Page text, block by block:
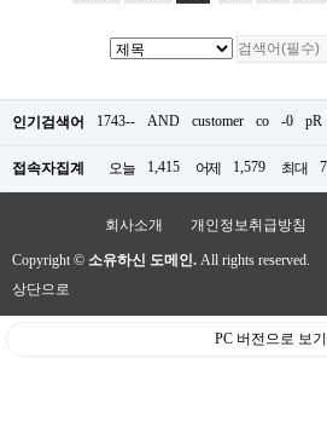
인기검색어 1743-- AND customer co -0 pR
접속자집계 오늘 1,415 어제 1,579 최대
회사소개 개인정보취급방침
Copyright © 소유하신 도메인. All rights reserved.
상단으로
PC 버전으로 보기